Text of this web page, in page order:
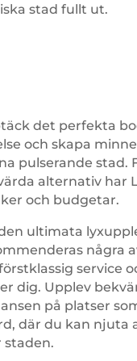
stad fullt ut.
det perfekta
och skapa
pulserande stad.
alternativ har
och budgetar.
ultimata
några
service
dig. Upplev
på platser
där du kan njuta
staden.